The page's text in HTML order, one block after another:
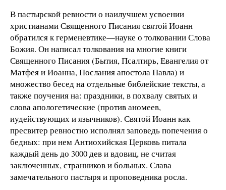
В пастырской ревности о наилучшем усвоении
христианами Священного Писания святой Иоанн
обратился к герменевтике—науке о толковании Слова
Божия. Он написал толкования на многие книги
Священного Писания (Бытия, Псалтирь, Евангелия от
Матфея и Иоанна, Послания апостола Павла) и
множество бесед на отдельные библейские тексты, а
также поучения на: праздники, в похвалу святых и
слова апологетические (против аномеев,
иудействующих и язычников). Святой Иоанн как
пресвитер ревностно исполнял заповедь попечения о
бедных: при нем Антиохийская Церковь питала
каждый день до 3000 дев и вдовиц, не считая
заключенных, странников и больных. Слава
замечательного пастыря и проповедника росла.